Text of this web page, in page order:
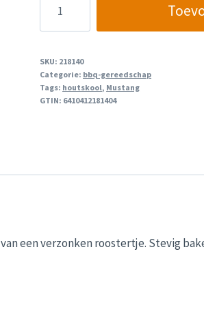
Houtskool
Starter
SKU: 218140
Categorie: bbq-gereedschap
Tags: houtskool, Mustang
GTIN: 6410412181404
een verzonken roostertje. Stevig